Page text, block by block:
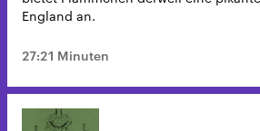
England an.
27:21 Minuten